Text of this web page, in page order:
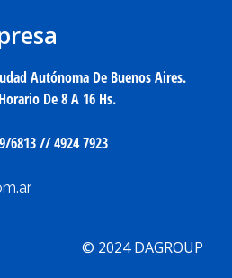
Autónoma De Buenos Aires.
De 8 A 16 Hs.
6813 // 4924 7923
© 2024 DAGROUP